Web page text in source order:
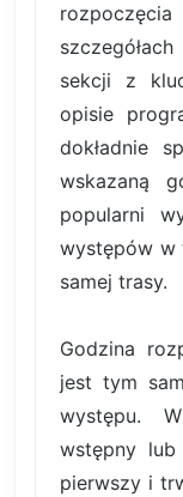
sekcji z
opisie
dokładnie
wskazaną
popularni
występów w
samej trasy.
Godzina
jest tym
występu.
wstępny
pierwszy i